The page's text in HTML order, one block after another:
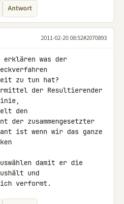
Antwort
2011-02-20 08:52#2070893
erklären was der
zu tun hat?
der Resultierender
den
der zusammengesetzter
ist wenn wir das ganze
damit er die
und
verformt.